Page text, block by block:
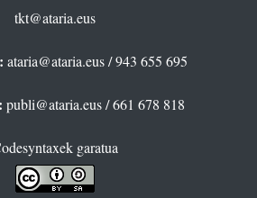
tkt@ataria.eus
ataria@ataria.eus/ 943 655 695
publi@ataria.eus/ 661 678 818
garatua